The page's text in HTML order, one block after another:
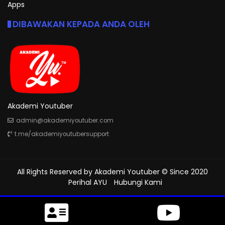
Apps
DIBAWAKAN KEPADA ANDA OLEH
Akademi Youtuber
admin@akademiyoutuber.com
t.me/akademiyoutubersupport
All Rights Reserved by Akademi Youtuber © Since 2020
Perihal AYU
Hubungi Kami